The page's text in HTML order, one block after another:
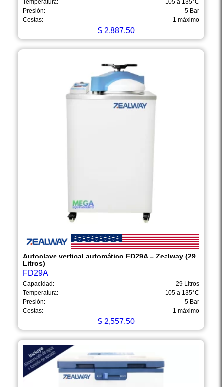
Temperatura:
105 a 135°C
Presión:
5 Bar
Cestas:
1 máximo
$2,887.50
Autoclave vertical automático FD29A – Zealway (29
Litros)
FD29A
Capacidad:
29 Litros
Temperatura:
105 a 135°C
Presión:
5 Bar
Cestas:
1 máximo
$2,557.50